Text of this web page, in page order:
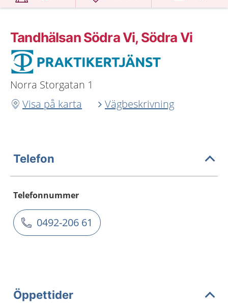
Tandhälsan Södra Vi, Södra Vi
Norra Storgatan 1
Visa på karta
Vägbeskrivning
Telefon
Telefonnummer
0492-206 61
Öppettider